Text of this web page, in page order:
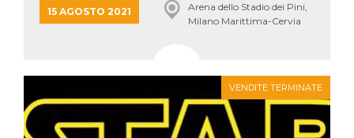
15 AGOSTO 2021
Arena dello Stadio dei Pini,
Milano Marittima-Cervia
VENDITE TERMINATE